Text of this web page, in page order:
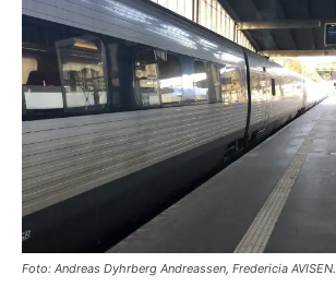
Foto: Andreas Dyhrberg Andreassen, Fredericia AVISEN.